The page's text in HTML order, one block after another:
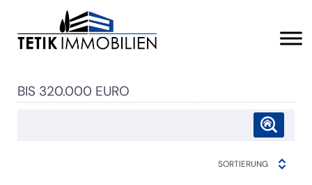
BIS 320.000 EURO
SORTIERUNG